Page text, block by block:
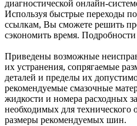
диагностической онлайн-
Используя быстрые переходы
ссылкам, Вы сможете решить
сэкономить время. Подробности
Приведены возможные
их устранения, сопрягаемые
деталей и пределы их
рекомендуемые смазочные
жидкости и номера расходных
необходимых для технического
размеры рекомендуемых шин.